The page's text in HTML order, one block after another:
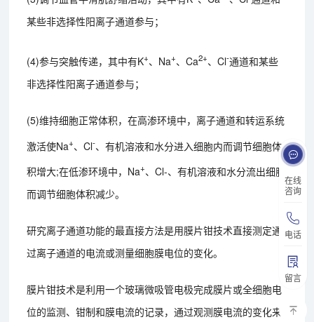
在线
咨询
电话
留言
某些非选择性阳离子通道参与；
(4)参与突触传递，其中有K+、Na+、Ca2+、Cl-通道和某些
非选择性阳离子通道参与；
(5)维持细胞正常体积，在高渗环境中，离子通道和转运系统
激活使Na+、Cl-、有机溶液和水分进入细胞内而调节细胞体
积增大;在低渗环境中，Na+、Cl-、有机溶液和水分流出细胞
而调节细胞体积减少。
研究离子通道功能的最直接方法是用膜片钳技术直接测定通
过离子通道的电流或测量细胞膜电位的变化。
膜片钳技术是利用一个玻璃微吸管电极完成膜片或全细胞电
位的监测、钳制和膜电流的记录，通过观测膜电流的变化来